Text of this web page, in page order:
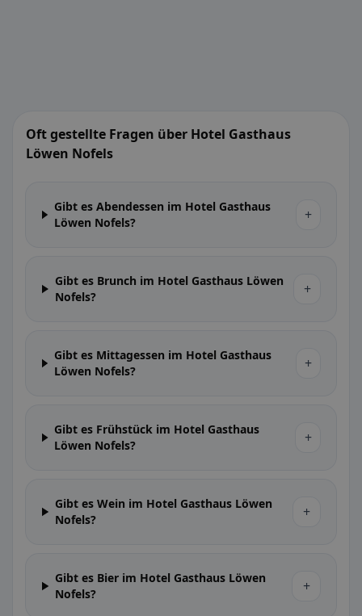
Oft gestellte Fragen über Hotel Gasthaus
Löwen Nofels
Gibt es Abendessen im Hotel Gasthaus
Löwen Nofels?
+
Gibt es Brunch im Hotel Gasthaus Löwen
Nofels?
+
Gibt es Mittagessen im Hotel Gasthaus
Löwen Nofels?
+
Gibt es Frühstück im Hotel Gasthaus
Löwen Nofels?
+
Gibt es Wein im Hotel Gasthaus Löwen
Nofels?
+
Gibt es Bier im Hotel Gasthaus Löwen
Nofels?
+